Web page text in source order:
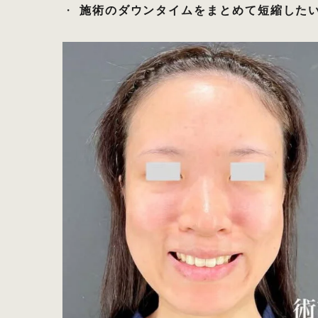
・ 施術のダウンタイムをまとめて短縮した